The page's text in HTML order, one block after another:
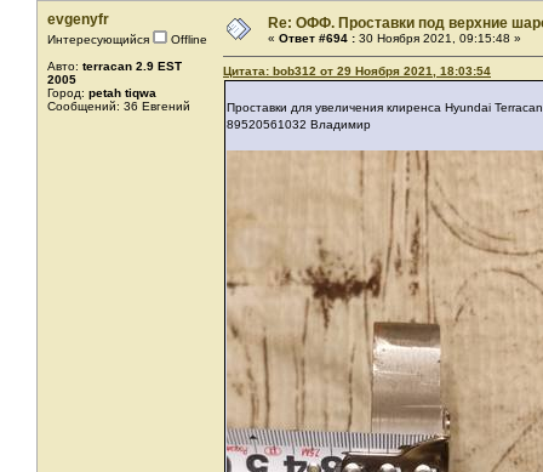
evgenyfr
Интересующийся
Offline
Авто: terracan 2.9 EST
2005
Город: petah tiqwa
Сообщений: 36 Евгений
Re: ОФФ. Проставки под верхние
« Ответ #694 : 30 Ноября 2021, 09:15:48 »
Цитата: bob312 от 29 Ноября 2021, 18:03:54
Проставки для увеличения клиренса Hyundai
89520561032 Владимир